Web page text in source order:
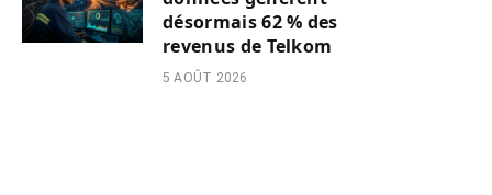
désormais 62 % des
revenus de Telkom
5 AOÛT 2026